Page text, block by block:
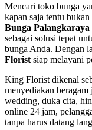
Mencari toko bunga
kapan saja tentu
Bunga
sebagai solusi tepat
bunga Anda. Dengan
Florist siap melayani
King Florist dikenal
menyediakan
wedding, duka cita,
online 24 jam,
tanpa harus datang